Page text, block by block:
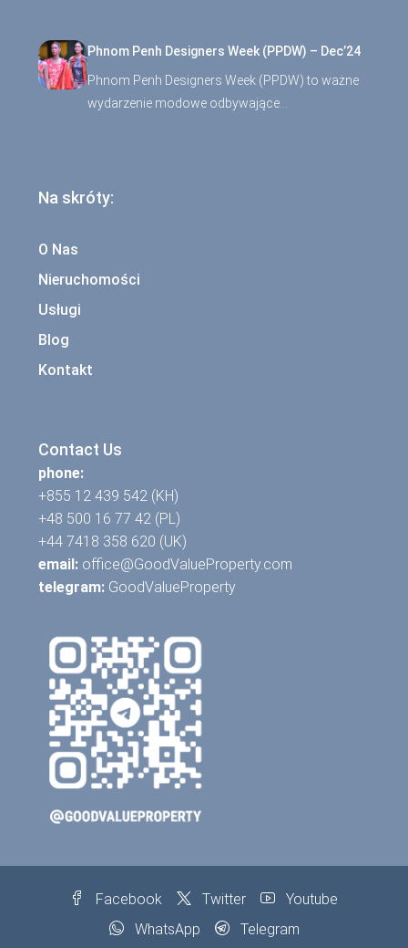
Phnom Penh Designers Week (PPDW) – Dec’24
Phnom Penh Designers Week (PPDW) to ważne
wydarzenie modowe odbywające…
Na skróty:
O Nas
Nieruchomości
Usługi
Blog
Kontakt
Contact Us
phone:
+855 12 439 542 (KH)
+48 500 16 77 42 (PL)
+44 7418 358 620 (UK)
email: office@GoodValueProperty.com
telegram: GoodValueProperty
Facebook Twitter
Youtube
WhatsApp
Telegram